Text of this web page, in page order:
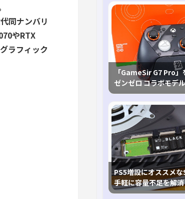
同ナンバリ
やRTX
ラフィック
「GameSir G7 Pro」
ゼンゼロ コラボモデ
PS5増設にオススメ
手軽に容量不足を解
新、PS5 Proにも対応